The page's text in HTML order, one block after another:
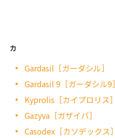
カ
Gardasil［ガーダシル］
Gardasil 9［ガーダシル9］
Kyprolis［カイプロリス］
Gazyva［ガザイバ］
Casodex［カソデックス］